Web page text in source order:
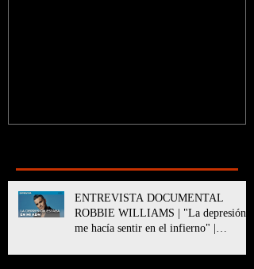
ENTREVISTA DOCUMENTAL
ROBBIE WILLIAMS | "La depresión
me hacía sentir en el infierno" |